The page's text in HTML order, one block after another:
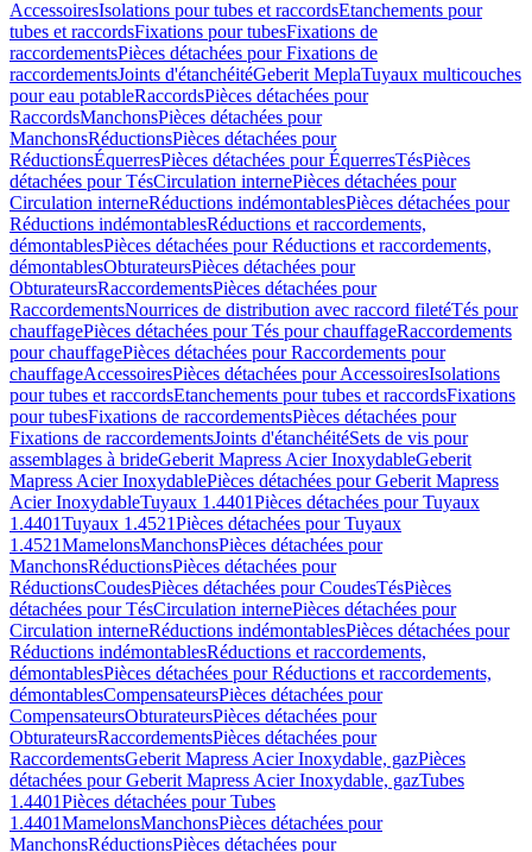
AccessoiresIsolations pour tubes et raccordsEtanchements pour
tubes et raccordsFixations pour tubesFixations de
raccordementsPièces détachées pour Fixations de
raccordementsJoints d'étanchéitéGeberit MeplaTuyaux multicouches
pour eau potableRaccordsPièces détachées pour
RaccordsManchonsPièces détachées pour
ManchonsRéductionsPièces détachées pour
RéductionsÉquerresPièces détachées pour ÉquerresTésPièces
détachées pour TésCirculation internePièces détachées pour
Circulation interneRéductions indémontablesPièces détachées pour
Réductions indémontablesRéductions et raccordements,
démontablesPièces détachées pour Réductions et raccordements,
démontablesObturateursPièces détachées pour
ObturateursRaccordementsPièces détachées pour
RaccordementsNourrices de distribution avec raccord filetéTés pour
chauffagePièces détachées pour Tés pour chauffageRaccordements
pour chauffagePièces détachées pour Raccordements pour
chauffageAccessoiresPièces détachées pour AccessoiresIsolations
pour tubes et raccordsEtanchements pour tubes et raccordsFixations
pour tubesFixations de raccordementsPièces détachées pour
Fixations de raccordementsJoints d'étanchéitéSets de vis pour
assemblages à brideGeberit Mapress Acier InoxydableGeberit
Mapress Acier InoxydablePièces détachées pour Geberit Mapress
Acier InoxydableTuyaux 1.4401Pièces détachées pour Tuyaux
1.4401Tuyaux 1.4521Pièces détachées pour Tuyaux
1.4521MamelonsManchonsPièces détachées pour
ManchonsRéductionsPièces détachées pour
RéductionsCoudesPièces détachées pour CoudesTésPièces
détachées pour TésCirculation internePièces détachées pour
Circulation interneRéductions indémontablesPièces détachées pour
Réductions indémontablesRéductions et raccordements,
démontablesPièces détachées pour Réductions et raccordements,
démontablesCompensateursPièces détachées pour
CompensateursObturateursPièces détachées pour
ObturateursRaccordementsPièces détachées pour
RaccordementsGeberit Mapress Acier Inoxydable, gazPièces
détachées pour Geberit Mapress Acier Inoxydable, gazTubes
1.4401Pièces détachées pour Tubes
1.4401MamelonsManchonsPièces détachées pour
ManchonsRéductionsPièces détachées pour